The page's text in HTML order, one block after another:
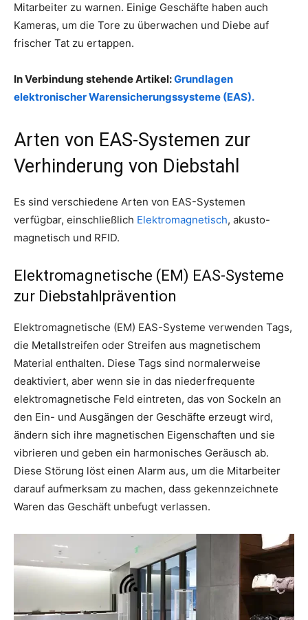
Mitarbeiter zu warnen. Einige Geschäfte haben auch
Kameras, um die Tore zu überwachen und Diebe auf
frischer Tat zu ertappen.
In Verbindung stehende Artikel:Grundlagen
elektronischer Warensicherungssysteme (EAS).
Arten von EAS-Systemen zur
Verhinderung von Diebstahl
Es sind verschiedene Arten von EAS-Systemen
verfügbar, einschließlich Elektromagnetisch, akusto-
magnetisch und RFID.
Elektromagnetische (EM) EAS-Systeme
zur Diebstahlprävention
Elektromagnetische (EM) EAS-Systeme verwenden Tags,
die Metallstreifen oder Streifen aus magnetischem
Material enthalten. Diese Tags sind normalerweise
deaktiviert, aber wenn sie in das niederfrequente
elektromagnetische Feld eintreten, das von Sockeln an
den Ein- und Ausgängen der Geschäfte erzeugt wird,
ändern sich ihre magnetischen Eigenschaften und sie
vibrieren und geben ein harmonisches Geräusch ab.
Diese Störung löst einen Alarm aus, um die Mitarbeiter
darauf aufmerksam zu machen, dass gekennzeichnete
Waren das Geschäft unbefugt verlassen.